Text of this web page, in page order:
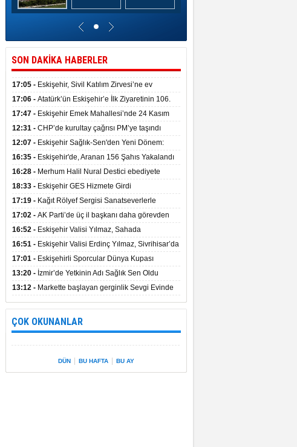
SON DAKİKA HABERLER
17:05 - Eskişehir, Sivil Katılım Zirvesi’ne ev
sahipliği yaptı.
17:06 - Atatürk’ün Eskişehir’e İlk Ziyaretinin 106.
Yılı Törenle Kutlandı
17:47 - Eskişehir Emek Mahallesi’nde 24 Kasım
İlkokulu törenle hizmete girdi
12:31 - CHP’de kurultay çağrısı PM’ye taşındı
12:07 - Eskişehir Sağlık-Sen'den Yeni Dönem:
Mazbata Teslim Alındı
16:35 - Eskişehir'de, Aranan 156 Şahıs Yakalandı
16:28 - Merhum Halil Nural Destici ebediyete
uğurlandı
18:33 - Eskişehir GES Hizmete Girdi
17:19 - Kağıt Rölyef Sergisi Sanatseverlerle
Buluştu
17:02 - AK Parti’de üç il başkanı daha görevden
alındı
16:52 - Eskişehir Valisi Yılmaz, Sahada
İncelemelerde Bulundu
16:51 - Eskişehir Valisi Erdinç Yılmaz, Sivrihisar’da
17:01 - Eskişehirli Sporcular Dünya Kupası
Başarılarını Vali Yılmaz’la Paylaştı
13:20 - İzmir’de Yetkinin Adı Sağlık Sen Oldu
13:12 - Markette başlayan gerginlik Sevgi Evinde
yara sardı.
ÇOK OKUNANLAR
DÜN BU HAFTA BU AY